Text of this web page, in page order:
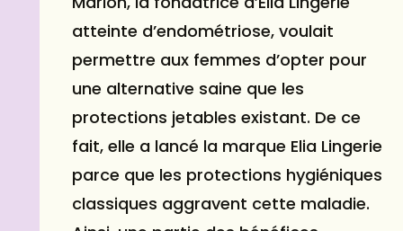
atteinte d’endométriose, voulait
permettre aux femmes d’opter pour
une alternative saine que les
protections jetables existant. De ce
fait, elle a lancé la marque Elia Lingerie
parce que les protections hygiéniques
classiques aggravent cette maladie.